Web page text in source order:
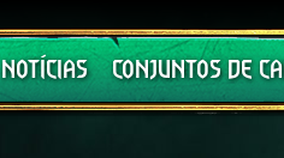
NOTÍCIAS CONJUNTOS DE
Crimson Curse